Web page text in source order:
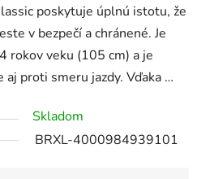
poskytuje úplnú istotu, že
v bezpečí a chránené. Je
rokov veku (105 cm) a je
proti smeru jazdy. Vďaka …
Skladom
BRXL-4000984939101